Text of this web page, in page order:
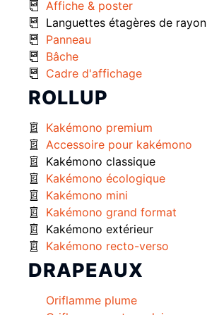
Affiche & poster
Languettes étagères de rayon
Panneau
Bâche
Cadre d'affichage
ROLLUP
Kakémono premium
Accessoire pour kakémono
Kakémono classique
Kakémono écologique
Kakémono mini
Kakémono grand format
Kakémono extérieur
Kakémono recto-verso
DRAPEAUX
Oriflamme plume